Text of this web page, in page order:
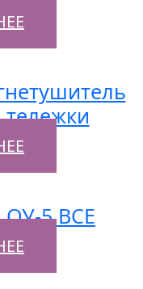
тележки
ОУ-5 ВСЕ